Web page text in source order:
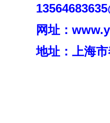
网址：
地址：上海